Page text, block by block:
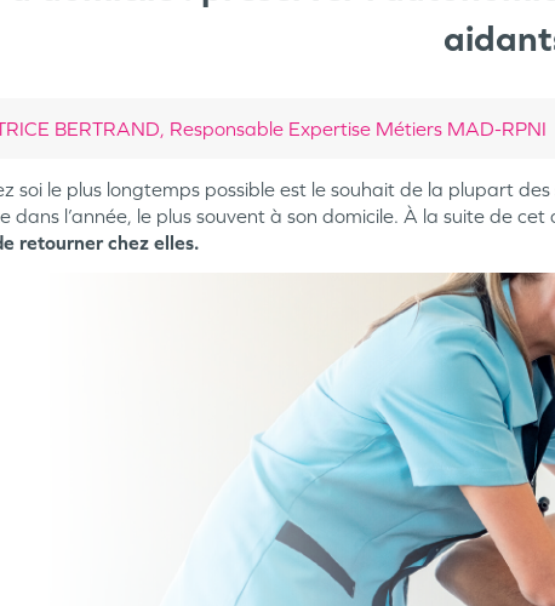
BERTRAND, Responsable Expertise Métiers MAD-RPNI
soi le plus longtemps possible est le souhait de la plupart
dans l’année, le plus souvent à son domicile. À la suite de cet
retourner chez elles.